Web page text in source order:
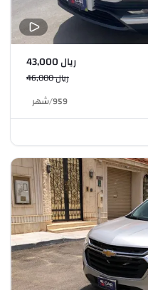
ريال 43,000
ريال 46,000
959
/شهر